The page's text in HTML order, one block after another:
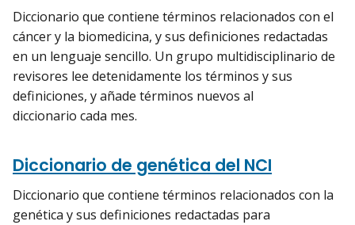
Diccionario que contiene términos relacionados con el
cáncer y la biomedicina, y sus definiciones redactadas
en un lenguaje sencillo. Un grupo multidisciplinario de
revisores lee detenidamente los términos y sus
definiciones, y añade términos nuevos al
diccionario cada mes.
Diccionario de genética del NCI
Diccionario que contiene términos relacionados con la
genética y sus definiciones redactadas para